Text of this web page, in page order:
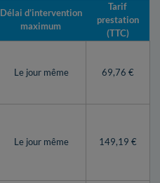
Délai d’intervention
maximum
Tarif
prestation
(TTC)
Le jour même 69,76 €
Le jour même 149,19 €